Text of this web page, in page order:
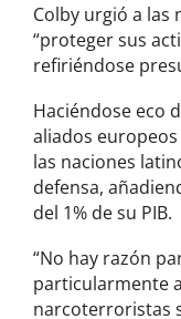
Colby urgió a las
“proteger sus
refiriéndose
Haciéndose eco
aliados
las naciones
defensa,
del 1% de su PIB.
“No hay razón
particularmente
narcoterroristas